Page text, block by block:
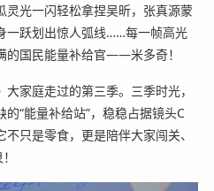
灵光一闪轻松拿捏吴昕，张真源蒙
一跃划出惊人弧线……每一帧高光
的国民能量补给官——米多奇！
家庭走过的第三季。三季时光，
“能量补给站”，稳稳占据镜头C
只是零食，更是陪伴大家闯关、